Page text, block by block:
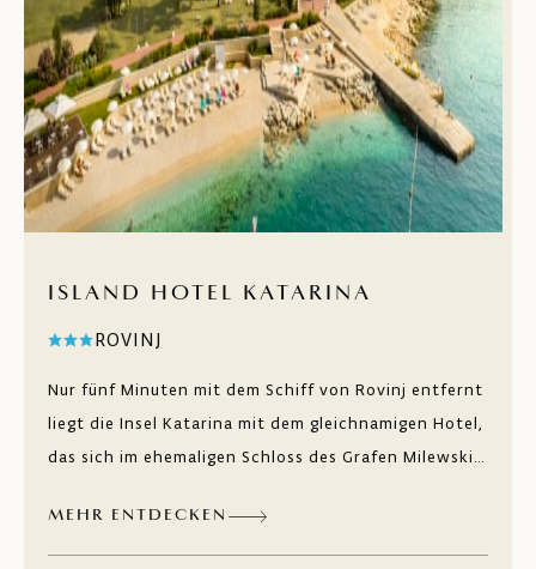
ISLAND HOTEL KATARINA
ROVINJ
Nur fünf Minuten mit dem Schiff von Rovinj entfernt
liegt die Insel Katarina mit dem gleichnamigen Hotel,
das sich im ehemaligen Schloss des Grafen Milewski
ihren Naturstränden und versteckten Buchten im
mediterranen Grün, ohne störenden Verkehrslärm.
MEHR ENTDECKEN